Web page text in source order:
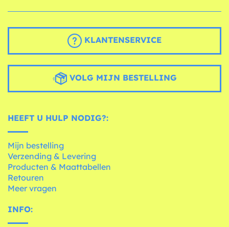
KLANTENSERVICE
VOLG MIJN BESTELLING
HEEFT U HULP NODIG?:
Mijn bestelling
Verzending & Levering
Producten & Maattabellen
Retouren
Meer vragen
INFO: